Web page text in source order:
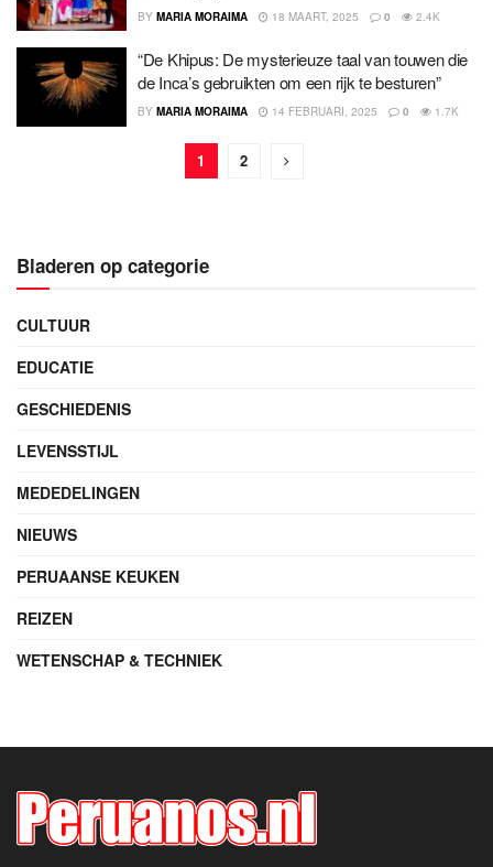
BY MARIA MORAIMA 18 MAART, 2025 0 2.4K
“De Khipus: De mysterieuze taal van touwen die
de Inca’s gebruikten om een rijk te besturen”
BY MARIA MORAIMA 14 FEBRUARI, 2025 0 1.7K
1 2
Bladeren op categorie
CULTUUR
EDUCATIE
GESCHIEDENIS
LEVENSSTIJL
MEDEDELINGEN
NIEUWS
PERUAANSE KEUKEN
REIZEN
WETENSCHAP & TECHNIEK